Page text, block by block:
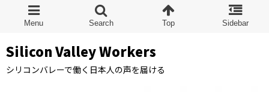
Silicon Valley Workers
シリコンバレーで働く日本人の声を届ける